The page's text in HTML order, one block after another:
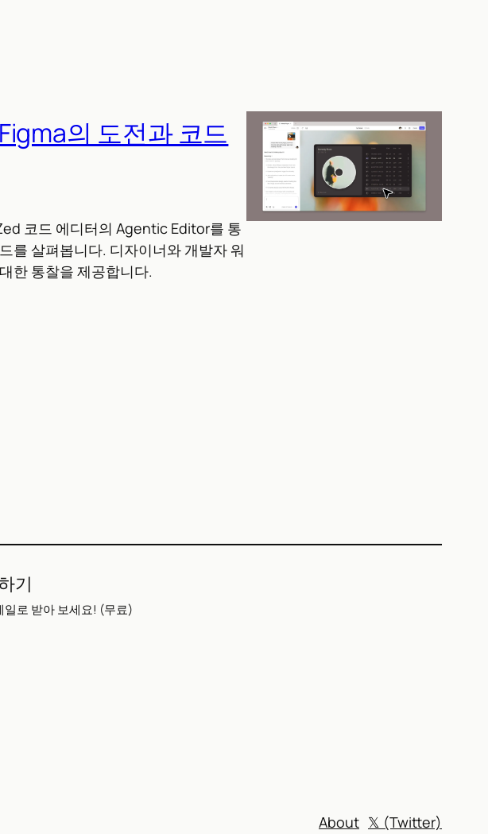
의 도전과 코드
코드 에디터의 Agentic Editor를 통
를 살펴봅니다. 디자이너와 개발자 워
한 통찰을 제공합니다.
기
일로 받아 보세요! (무료)
About 𝕏 (Twitter)